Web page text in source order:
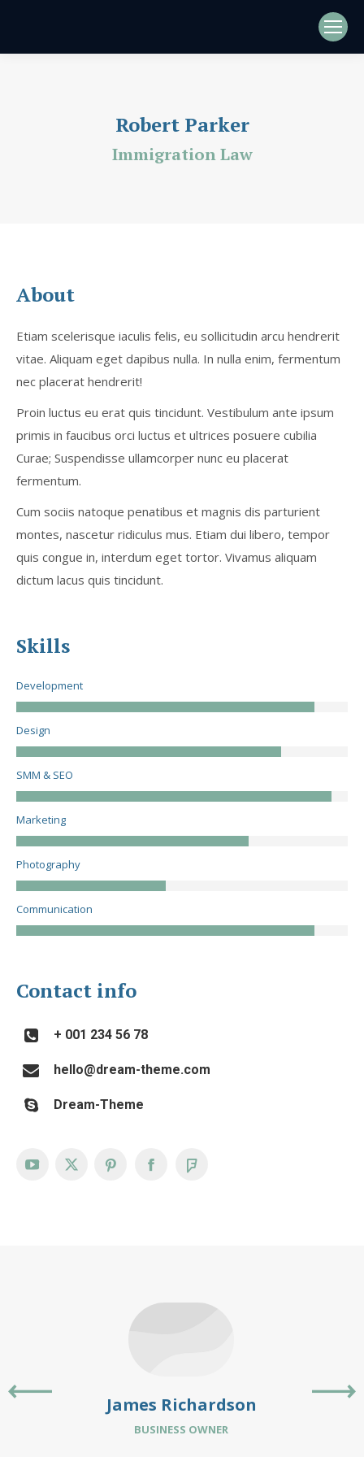
Robert Parker
Immigration Law
About
Etiam scelerisque iaculis felis, eu sollicitudin arcu hendrerit
vitae. Aliquam eget dapibus nulla. In nulla enim, fermentum
nec placerat hendrerit!
Proin luctus eu erat quis tincidunt. Vestibulum ante ipsum
primis in faucibus orci luctus et ultrices posuere cubilia
Curae; Suspendisse ullamcorper nunc eu placerat
fermentum.
Cum sociis natoque penatibus et magnis dis parturient
montes, nascetur ridiculus mus. Etiam dui libero, tempor
quis congue in, interdum eget tortor. Vivamus aliquam
dictum lacus quis tincidunt.
Skills
Development
Design
SMM & SEO
Marketing
Photography
Communication
Contact info
+ 001 234 56 78
hello@dream-theme.com
Dream-Theme
YouTube
X PinterestFacebookFoursquare
James Richardson
BUSINESS OWNER